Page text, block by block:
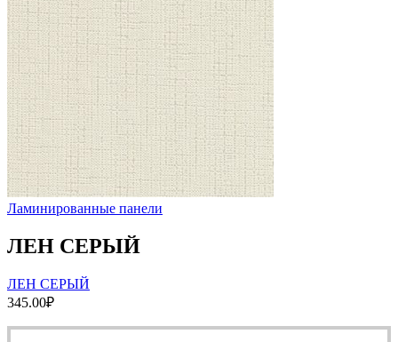
Ламинированные панели
ЛЕН СЕРЫЙ
ЛЕН СЕРЫЙ
345.00₽